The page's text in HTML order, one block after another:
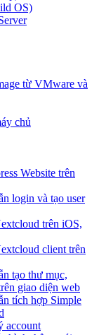
OS)
từ VMware và
chủ
Website trên
login và tạo user
trên iOS,
client trên
tạo thư mục,
giao diện web
tích hợp Simple
account